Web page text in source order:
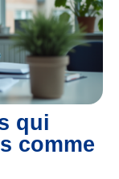
qui
comme